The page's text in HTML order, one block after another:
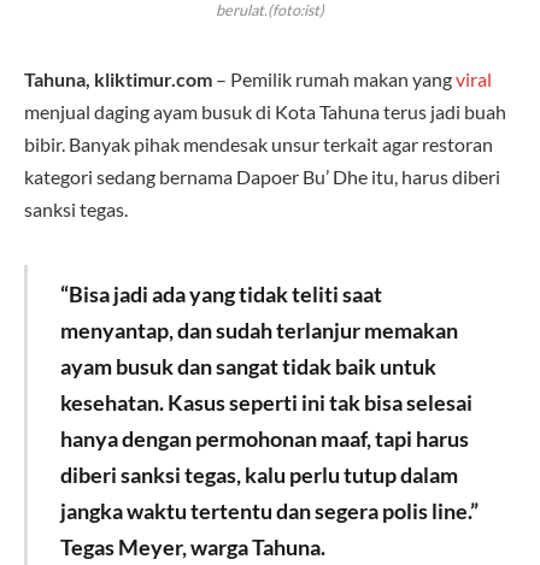
berulat.(foto:ist)
Tahuna, kliktimur.com – Pemilik rumah makan yangviral
menjual daging ayam busuk di Kota Tahuna terus jadi buah
bibir. Banyak pihak mendesak unsur terkait agar restoran
kategori sedang bernama Dapoer Bu’ Dhe itu, harus diberi
sanksi tegas.
“Bisa jadi ada yang tidak teliti saat
menyantap, dan sudah terlanjur memakan
ayam busuk dan sangat tidak baik untuk
kesehatan. Kasus seperti ini tak bisa selesai
hanya dengan permohonan maaf, tapi harus
diberi sanksi tegas, kalu perlu tutup dalam
jangka waktu tertentu dan segera polis line.”
Tegas Meyer, warga Tahuna.